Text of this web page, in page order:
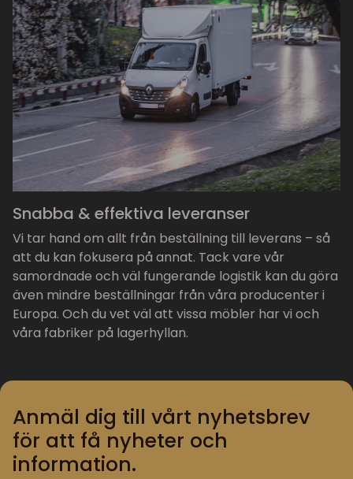
Snabba & effektiva leveranser
Vi tar hand om allt från beställning till leverans – så
att du kan fokusera på annat. Tack vare vår
samordnade och väl fungerande logistik kan du göra
även mindre beställningar från våra producenter i
Europa. Och du vet väl att vissa möbler har vi och
våra fabriker på lagerhyllan.
Anmäl dig till vårt nyhetsbrev
för att få nyheter och
information.